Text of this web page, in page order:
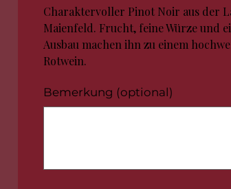
Charaktervoller Pinot Noir aus der
Maienfeld. Frucht, feine Würze und
Ausbau machen ihn zu einem
Rotwein.
Bemerkung (optional)